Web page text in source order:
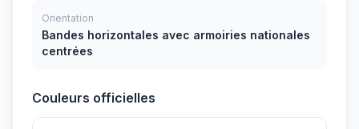
Orientation
Bandes horizontales avec armoiries nationales
centrées
Couleurs officielles